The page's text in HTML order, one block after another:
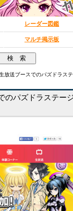
レーダー図鑑
マルチ掲示板
放送ブースでのパズドラス
のパズドラステー